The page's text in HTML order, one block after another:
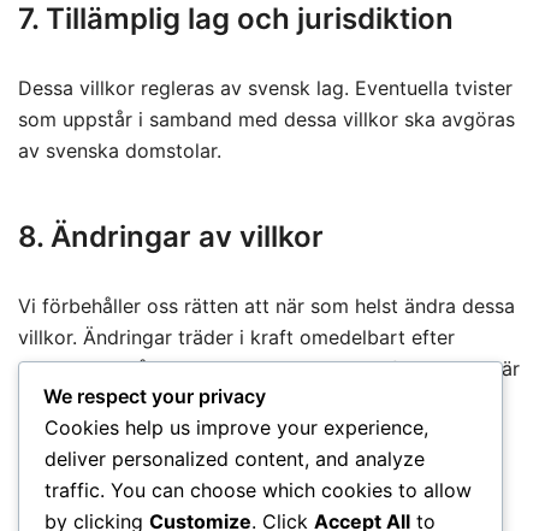
7. Tillämplig lag och jurisdiktion
Dessa villkor regleras av svensk lag. Eventuella tvister
som uppstår i samband med dessa villkor ska avgöras
av svenska domstolar.
8. Ändringar av villkor
Vi förbehåller oss rätten att när som helst ändra dessa
villkor. Ändringar träder i kraft omedelbart efter
publicering på webbplatsen kyokushin4life.com. Det är
ditt ansvar att regelbundet kontrollera villkoren för
eventuella ändringar.
9. Kontaktinformation
We respect your privacy
Cookies help us improve your experience,
deliver personalized content, and analyze
traffic. You can choose which cookies to allow
by clicking Customize. Click Accept All to